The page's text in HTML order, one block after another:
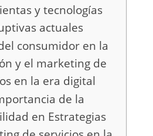
y tecnologías
actuales
consumidor en la
y el marketing de
en la era digital
de la
en Estrategias